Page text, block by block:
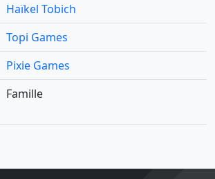
Haïkel Tobich
Topi Games
Pixie Games
Famille